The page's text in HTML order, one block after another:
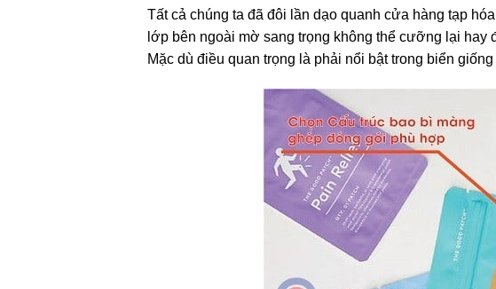
Tất cả chúng ta đã đôi lần dạo quanh cửa hàng tạp
lớp bên ngoài mờ sang trọng không thể cưỡng lại hay
Mặc dù điều quan trọng là phải nổi bật trong biển